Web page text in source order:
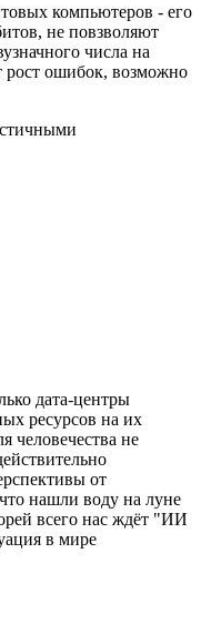
компьютеров - его
не повзволяют
числа на
рост ошибок, возможно
дата-центры
ресурсов на их
человечества не
от
нашли воду на луне
всего нас ждёт "ИИ
в мире